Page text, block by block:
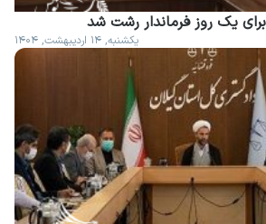
یک روز فرماندار رشت شد
یکشنبه, ۱۴ اردیبهشت, ۱۴۰۴